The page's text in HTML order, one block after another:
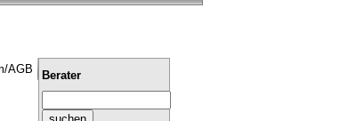
AGB
Berater